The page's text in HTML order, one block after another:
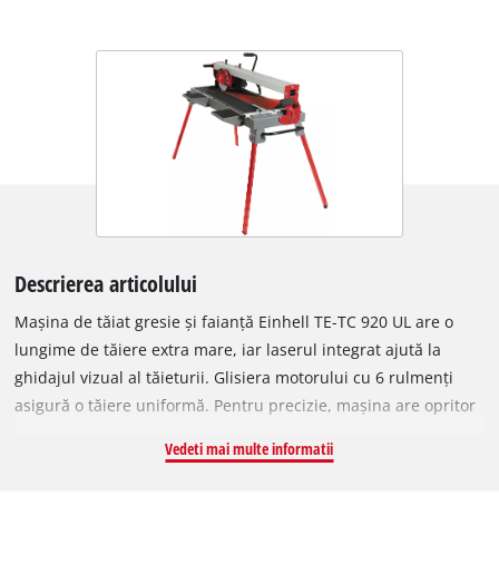
Descrierea articolului
Mașina de tăiat gresie și faianță Einhell TE-TC 920 UL are o
lungime de tăiere extra mare, iar laserul integrat ajută la
ghidajul vizual al tăieturii. Glisiera motorului cu 6 rulmenți
asigură o tăiere uniformă. Pentru precizie, mașina are opritor
diamantat turbo cu răcire cu apă. Pompa este protejată de un
Vedeti mai multe informatii